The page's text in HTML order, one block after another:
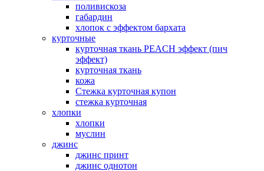
поливискоза
габардин
хлопок с эффектом бархата
курточные
курточная ткань PEACH эффект (пич
эффект)
курточная ткань
кожа
Стежка курточная купон
стежка курточная
хлопки
хлопки
муслин
джинс
джинс принт
джинс однотон